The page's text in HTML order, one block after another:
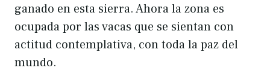
ganado en esta sierra. Ahora la zona es
ocupada por las vacas que se sientan con
actitud contemplativa, con toda la paz del
mundo.